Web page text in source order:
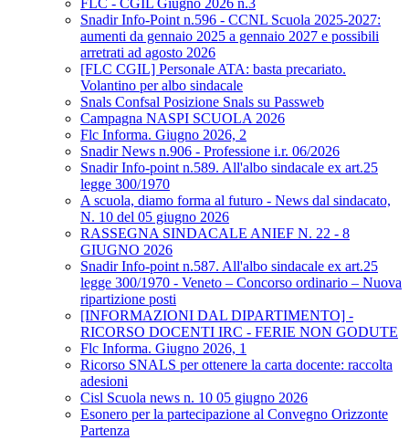
FLC - CGIL Giugno 2026 n.3
Snadir Info-Point n.596 - CCNL Scuola 2025-2027:
aumenti da gennaio 2025 a gennaio 2027 e possibili
arretrati ad agosto 2026
[FLC CGIL] Personale ATA: basta precariato.
Volantino per albo sindacale
Snals Confsal Posizione Snals su Passweb
Campagna NASPI SCUOLA 2026
Flc Informa. Giugno 2026, 2
Snadir News n.906 - Professione i.r. 06/2026
Snadir Info-point n.589. All'albo sindacale ex art.25
legge 300/1970
A scuola, diamo forma al futuro - News dal sindacato,
N. 10 del 05 giugno 2026
RASSEGNA SINDACALE ANIEF N. 22 - 8
GIUGNO 2026
Snadir Info-point n.587. All'albo sindacale ex art.25
legge 300/1970 - Veneto – Concorso ordinario – Nuova
ripartizione posti
[INFORMAZIONI DAL DIPARTIMENTO] -
RICORSO DOCENTI IRC - FERIE NON GODUTE
Flc Informa. Giugno 2026, 1
Ricorso SNALS per ottenere la carta docente: raccolta
adesioni
Cisl Scuola news n. 10 05 giugno 2026
Esonero per la partecipazione al Convegno Orizzonte
Partenza